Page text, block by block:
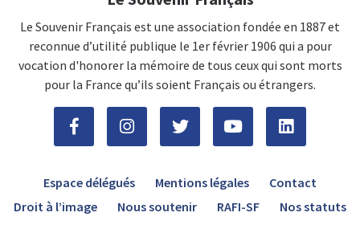
Le Souvenir Français est une association fondée en 1887 et
reconnue d’utilité publique le 1er février 1906 qui a pour
vocation d'honorer la mémoire de tous ceux qui sont morts
pour la France qu’ils soient Français ou étrangers.
Espace délégués Mentions légales
Contact
Droit à l’image
Nous soutenir RAFI-SF Nos statuts